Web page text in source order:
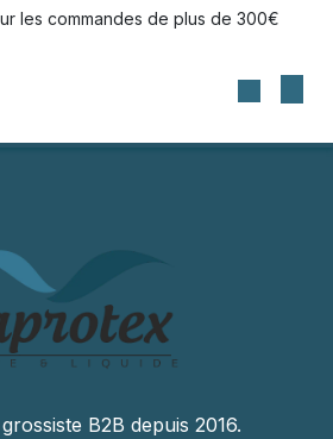
les commandes de plus de 300€
B2B depuis 2016.